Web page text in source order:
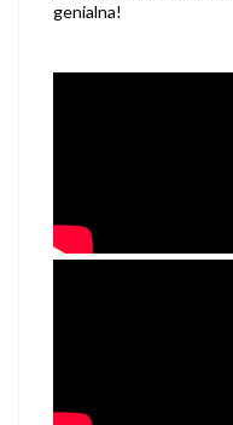
genialna!